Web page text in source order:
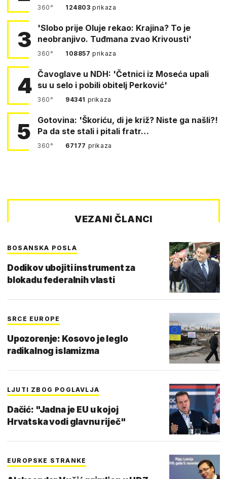
360° 124803prikaza
3
'Slobo prije Oluje rekao: Krajina? To je
neobranjivo. Tuđmana zvao Krivousti'
360° 108857prikaza
4 Čavoglave u NDH: 'Četnici iz Moseća upali
su u selo i pobili obitelj Perković'
360° 94341 prikaza
5
Gotovina: 'Škoriću, di je križ? Niste ga našli?!
Pa da ste stali i pitali fratr…
360° 67177 prikaza
VEZANI ČLANCI
BOSANSKA POSLA
Dodikov ubojiti instrument za
blokadu federalnih vlasti
SRCE EUROPE
Upozorenje: Kosovo je leglo
radikalnog islamizma
LJUTI ZBOG POGLAVLJA
Dačić: "Jadna je EU u kojoj
Hrvatska vodi glavnu riječ"
EUROPSKE STRANKE